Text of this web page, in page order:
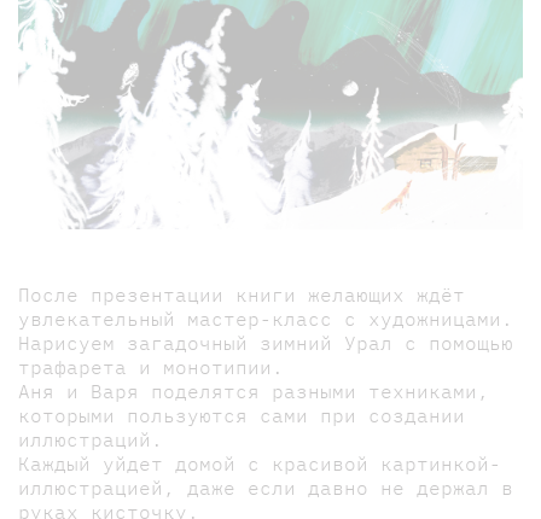
После презентации книги желающих ждёт
увлекательный мастер-класс с художницами.
Нарисуем загадочный зимний Урал с помощью
трафарета и монотипии.
Аня и Варя поделятся разными техниками,
которыми пользуются сами при создании
иллюстраций.
Каждый уйдет домой с красивой картинкой-
иллюстрацией, даже если давно не держал в
руках кисточку.